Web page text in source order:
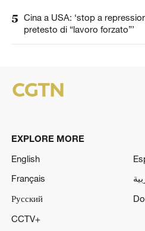
5 Cina a USA: ‘stop a
pretesto di “lavoro forzato”’
EXPLORE MORE
English
Français
Русский
CCTV+